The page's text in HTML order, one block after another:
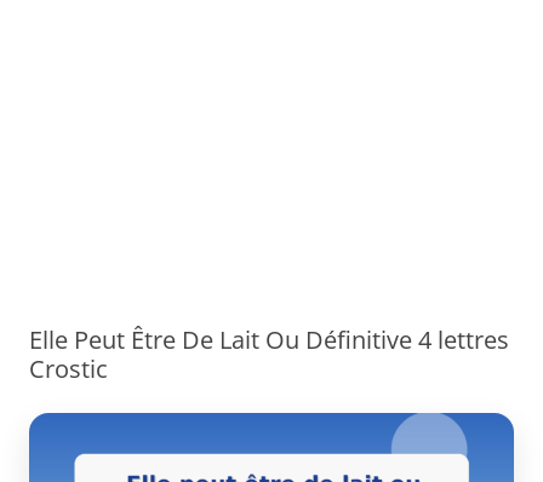
Elle Peut Être De Lait Ou Définitive 4 lettres
Crostic